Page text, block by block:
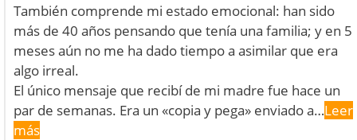
También comprende mi estado emocional: han sido
más de 40 años pensando que tenía una familia; y en 5
meses aún no me ha dado tiempo a asimilar que era
algo irreal.
El único mensaje que recibí de mi madre fue hace un
par de semanas. Era un «copia y pega» enviado a…Leer
más